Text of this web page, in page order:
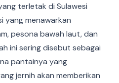
terletak di Sulawesi
yang menawarkan
pesona bawah laut, dan
ini sering disebut sebagai
pantainya yang
jernih akan memberikan